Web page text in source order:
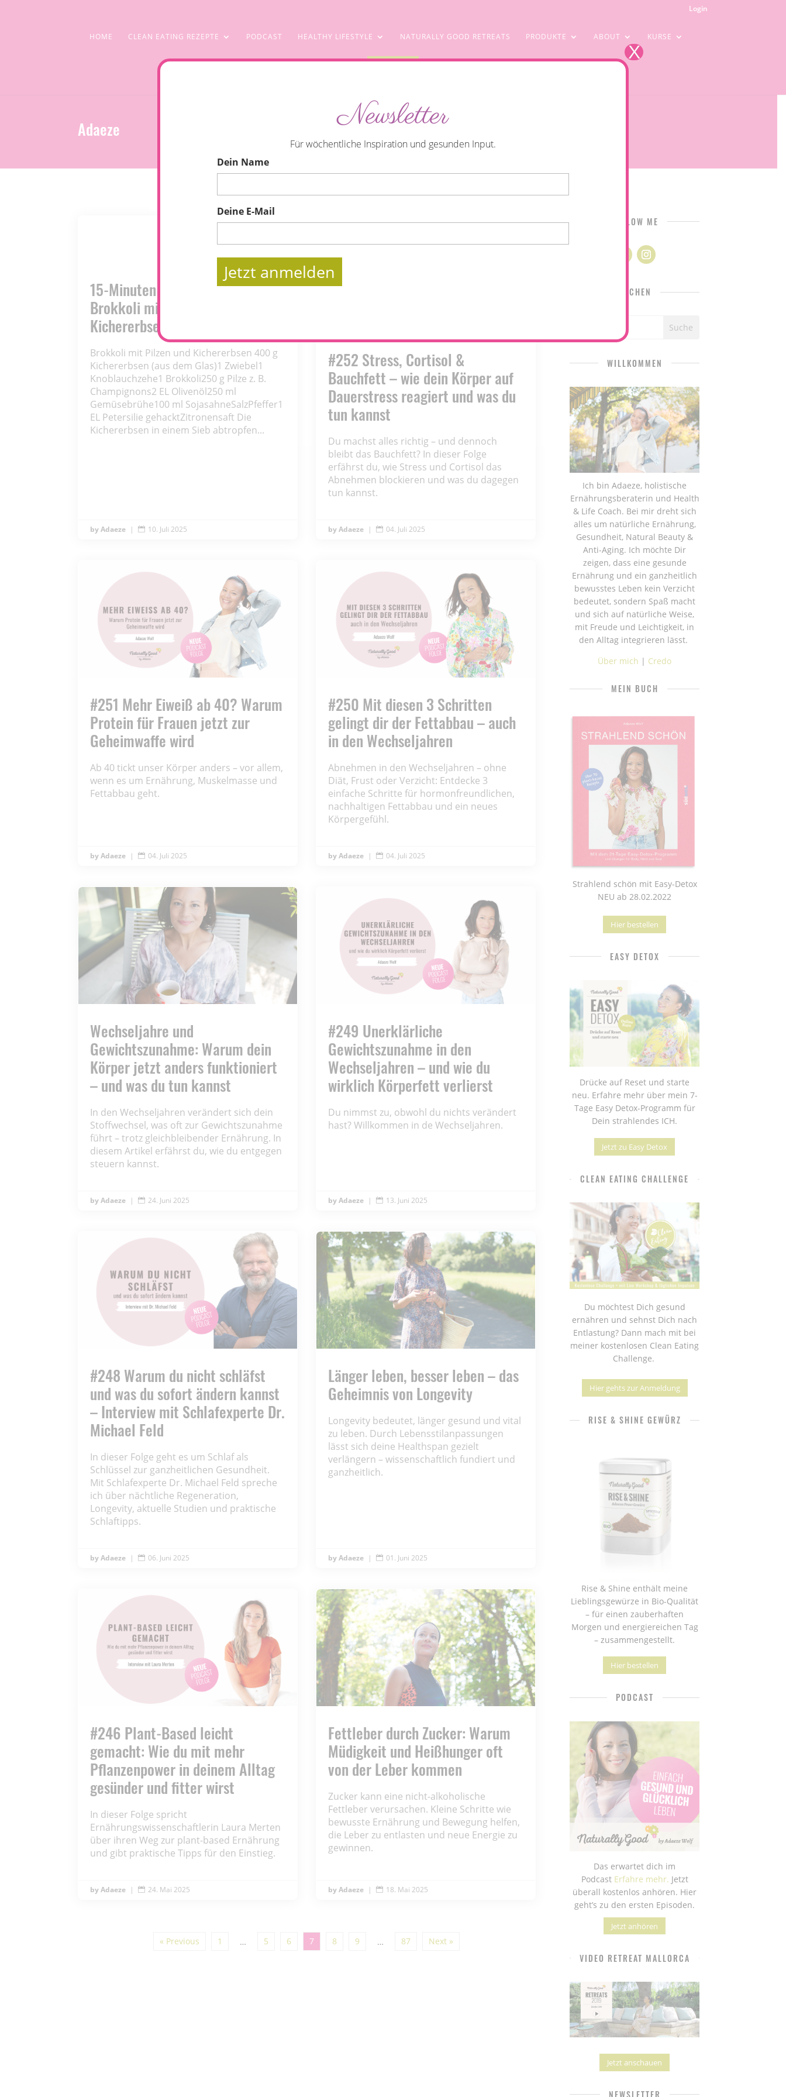
Login
HOME CLEAN EATING REZEPTE PODCAST HEALTHY LIFESTYLE NATURALLY GOOD RETREATS PRODUKTE ABOUT KURSE
Adaeze
15-Minuten Rezept. Proteinreich:
Brokkoli mit Pilzen und
Kichererbsen
Brokkoli mit Pilzen und Kichererbsen 400 g
Kichererbsen (aus dem Glas)1 Zwiebel1
Knoblauchzehe1 Brokkoli250 g Pilze z. B.
Champignons2 EL Olivenöl250 ml
Gemüsebrühe100 ml SojasahneSalzPfeffer1
EL Petersilie gehacktZitronensaft Die
Kichererbsen in einem Sieb abtropfen...
Adaeze |  10. Juli 2025
#252 Stress, Cortisol &
Bauchfett – wie dein Körper auf
Dauerstress reagiert und was du
tun kannst
Du machst alles richtig – und dennoch
bleibt das Bauchfett? In dieser Folge
erfährst du, wie Stress und Cortisol das
Abnehmen blockieren und was du dagegen
tun kannst.
Adaeze |  04. Juli 2025
#251 Mehr Eiweiß ab 40? Warum
Protein für Frauen jetzt zur
Geheimwaffe wird
Ab 40 tickt unser Körper anders – vor allem,
wenn es um Ernährung, Muskelmasse und
Fettabbau geht.
Adaeze |  04. Juli 2025
#250 Mit diesen 3 Schritten
gelingt dir der Fettabbau – auch
in den Wechseljahren
Abnehmen in den Wechseljahren – ohne
Diät, Frust oder Verzicht: Entdecke 3
einfache Schritte für hormonfreundlichen,
nachhaltigen Fettabbau und ein neues
Körpergefühl.
Adaeze |  04. Juli 2025
Wechseljahre und
Gewichtszunahme: Warum dein
Körper jetzt anders funktioniert
– und was du tun kannst
In den Wechseljahren verändert sich dein
Stoffwechsel, was oft zur Gewichtszunahme
führt – trotz gleichbleibender Ernährung. In
diesem Artikel erfährst du, wie du entgegen
steuern kannst.
Adaeze |  24. Juni 2025
#249 Unerklärliche
Gewichtszunahme in den
Wechseljahren – und wie du
wirklich Körperfett verlierst
Du nimmst zu, obwohl du nichts verändert
hast? Willkommen in de Wechseljahren.
Adaeze |  13. Juni 2025
#248 Warum du nicht schläfst
und was du sofort ändern kannst
– Interview mit Schlafexperte Dr.
Michael Feld
In dieser Folge geht es um Schlaf als
Schlüssel zur ganzheitlichen Gesundheit.
Mit Schlafexperte Dr. Michael Feld spreche
ich über nächtliche Regeneration,
Longevity, aktuelle Studien und praktische
Schlaftipps.
Adaeze |  06. Juni 2025
Länger leben, besser leben – das
Geheimnis von Longevity
Longevity bedeutet, länger gesund und vital
zu leben. Durch Lebensstilanpassungen
lässt sich deine Healthspan gezielt
verlängern – wissenschaftlich fundiert und
ganzheitlich.
Adaeze |  01. Juni 2025
#246 Plant-Based leicht
gemacht: Wie du mit mehr
Pflanzenpower in deinem Alltag
gesünder und fitter wirst
In dieser Folge spricht
Ernährungswissenschaftlerin Laura Merten
über ihren Weg zur plant-based Ernährung
und gibt praktische Tipps für den Einstieg.
Adaeze |  24. Mai 2025
Fettleber durch Zucker: Warum
Müdigkeit und Heißhunger oft
von der Leber kommen
Zucker kann eine nicht-alkoholische
Fettleber verursachen. Kleine Schritte wie
bewusste Ernährung und Bewegung helfen,
die Leber zu entlasten und neue Energie zu
gewinnen.
Adaeze |  18. Mai 2025
« Previous 1 … 5 6 7 8 9 … 87 Next »
FOLLOW ME
SUCHEN
WILLKOMMEN
Ich bin Adaeze, holistische
Ernährungsberaterin und Health
& Life Coach. Bei mir dreht sich
alles um natürliche Ernährung,
Gesundheit, Natural Beauty &
Anti-Aging. Ich möchte Dir
zeigen, dass eine gesunde
Ernährung und ein ganzheitlich
bewusstes Leben kein Verzicht
bedeutet, sondern Spaß macht
und sich auf natürliche Weise,
mit Freude und Leichtigkeit, in
den Alltag integrieren lässt.
Über mich | Credo
MEIN BUCH
Strahlend schön mit Easy-Detox
NEU ab 28.02.2022
Hier bestellen
EASY DETOX
Drücke auf Reset und starte
neu. Erfahre mehr über mein 7-
Tage Easy Detox-Programm für
Dein strahlendes ICH.
Jetzt zu Easy Detox
CLEAN EATING CHALLENGE
Du möchtest Dich gesund
ernähren und sehnst Dich nach
Entlastung? Dann mach mit bei
meiner kostenlosen Clean Eating
Challenge.
Hier gehts zur Anmeldung
RISE & SHINE GEWÜRZ
Rise & Shine enthält meine
Lieblingsgewürze in Bio-Qualität
– für einen zauberhaften
Morgen und energiereichen Tag
– zusammengestellt.
Hier bestellen
PODCAST
Das erwartet dich im
Podcast Erfahre mehr. Jetzt
überall kostenlos anhören. Hier
geht’s zu den ersten Episoden.
Jetzt anhören
VIDEO RETREAT MALLORCA
Jetzt anschauen
NEWSLETTER
Newsletter
Für wöchentliche Inspiration und gesunden Input.
Dein Name
Deine E-Mail
Jetzt anmelden
X